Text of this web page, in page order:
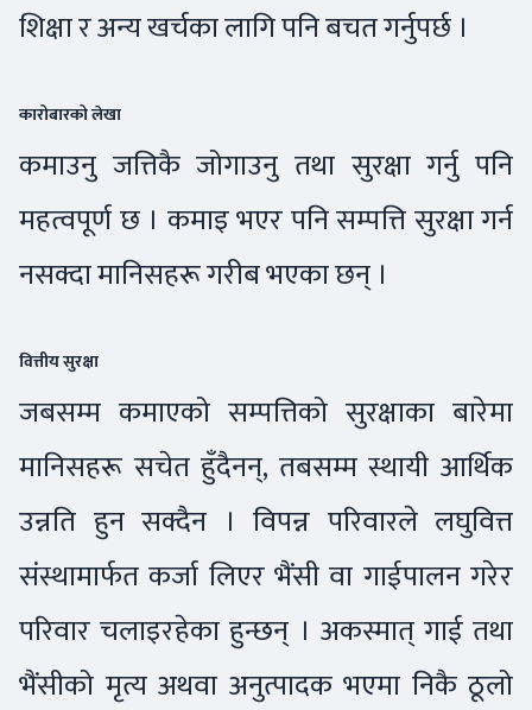
शिक्षा र अन्य खर्चका लागि पनि बचत गर्नुपर्छ ।
कारोबारको लेखा
कमाउनु जत्तिकै जोगाउनु तथा सुरक्षा गर्नु पनि
महत्वपूर्ण छ । कमाइ भएर पनि सम्पत्ति सुरक्षा गर्न
नसक्दा मानिसहरू गरीब भएका छन् ।
वित्तीय सुरक्षा
जबसम्म कमाएको सम्पत्तिको सुरक्षाका बारेमा
मानिसहरू सचेत हुँदैनन्, तबसम्म स्थायी आर्थिक
उन्नति हुन सक्दैन । विपन्न परिवारले लघुवित्त
संस्थामार्फत कर्जा लिएर भैंसी वा गाईपालन गरेर
परिवार चलाइरहेका हुन्छन् । अकस्मात् गाई तथा
भैंसीको मृत्य अथवा अनुत्पादक भएमा निकै ठूलो